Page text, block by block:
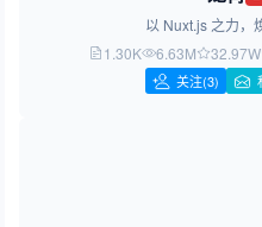
以 Nuxt.js 之力，
1.30K
6.63M 32.97W
关注(3)